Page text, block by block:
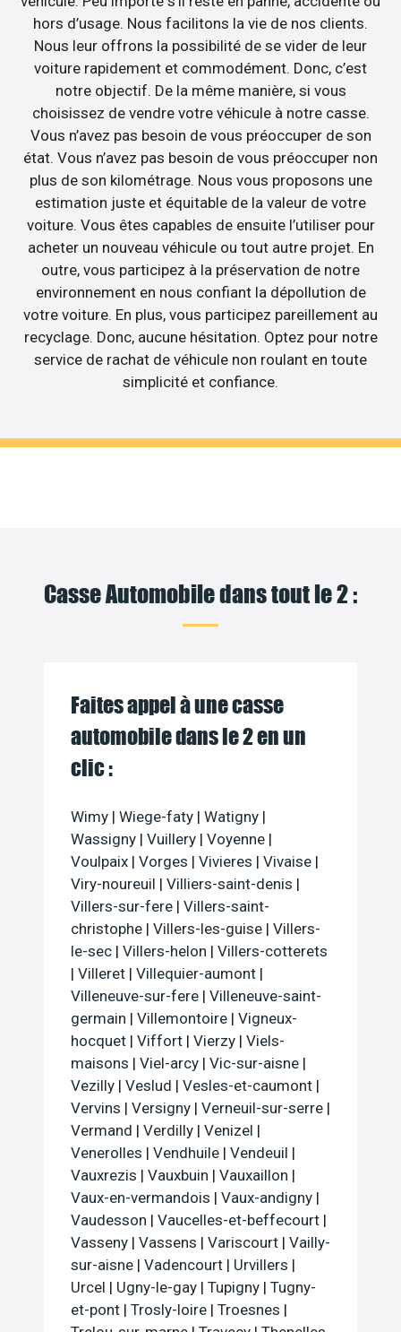
hors d’usage. Nous facilitons la vie de nos clients.
Nous leur offrons la possibilité de se vider de leur
voiture rapidement et commodément. Donc, c’est
notre objectif. De la même manière, si vous
choisissez de vendre votre véhicule à notre casse.
Vous n’avez pas besoin de vous préoccuper de son
état. Vous n’avez pas besoin de vous préoccuper non
plus de son kilométrage. Nous vous proposons une
estimation juste et équitable de la valeur de votre
voiture. Vous êtes capables de ensuite l’utiliser pour
acheter un nouveau véhicule ou tout autre projet. En
outre, vous participez à la préservation de notre
environnement en nous confiant la dépollution de
votre voiture. En plus, vous participez pareillement au
recyclage. Donc, aucune hésitation. Optez pour notre
service de rachat de véhicule non roulant en toute
simplicité et confiance.
Casse Automobile dans tout le 2 :
Faites appel à une casse
automobile dans le 2 en un
clic :
Wimy | Wiege-faty | Watigny |
Wassigny | Vuillery | Voyenne |
Voulpaix | Vorges | Vivieres | Vivaise |
Viry-noureuil | Villiers-saint-denis |
Villers-sur-fere | Villers-saint-
christophe | Villers-les-guise | Villers-
le-sec | Villers-helon | Villers-cotterets
| Villeret | Villequier-aumont |
Villeneuve-sur-fere | Villeneuve-saint-
germain | Villemontoire | Vigneux-
hocquet | Viffort | Vierzy | Viels-
maisons | Viel-arcy | Vic-sur-aisne |
Vezilly | Veslud | Vesles-et-caumont |
Vervins | Versigny | Verneuil-sur-serre |
Vermand | Verdilly | Venizel |
Venerolles | Vendhuile | Vendeuil |
Vauxrezis | Vauxbuin | Vauxaillon |
Vaux-en-vermandois | Vaux-andigny |
Vaudesson | Vaucelles-et-beffecourt |
Vasseny | Vassens | Variscourt | Vailly-
sur-aisne | Vadencourt | Urvillers |
Urcel | Ugny-le-gay | Tupigny | Tugny-
et-pont | Trosly-loire | Troesnes |